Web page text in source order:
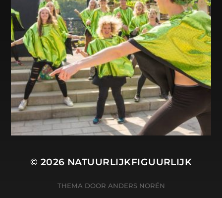
© 2026 NATUURLIJKFIGUURLIJK
THEMA DOOR ANDERS NORÉN